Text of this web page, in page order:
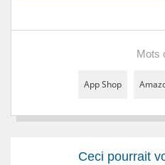
Mots
App Shop
Ceci pourrait